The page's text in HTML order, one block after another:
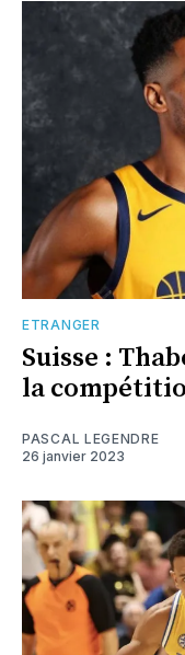
ETRANGER
Suisse :
la
PASCAL LEGENDRE
26 janvier 2023